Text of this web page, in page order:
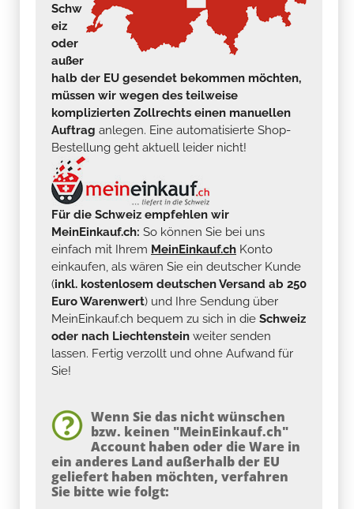
Schw
eiz
oder
außer
halb der EU gesendet bekommen möchten,
müssen wir wegen des teilweise
komplizierten Zollrechts einen manuellen
Auftrag anlegen. Eine automatisierte Shop-
Bestellung geht aktuell leider nicht!
Für die Schweiz empfehlen wir
MeinEinkauf.ch: So können Sie bei uns
einfach mit Ihrem MeinEinkauf.ch Konto
einkaufen, als wären Sie ein deutscher Kunde
(inkl. kostenlosem deutschen Versand ab 250
Euro Warenwert) und Ihre Sendung über
MeinEinkauf.ch bequem zu sich in die Schweiz
oder nach Liechtenstein weiter senden
lassen. Fertig verzollt und ohne Aufwand für
Sie!
Wenn Sie das nicht wünschen
bzw. keinen "MeinEinkauf.ch"
Account haben oder die Ware in
ein anderes Land außerhalb der EU
geliefert haben möchten, verfahren
Sie bitte wie folgt: